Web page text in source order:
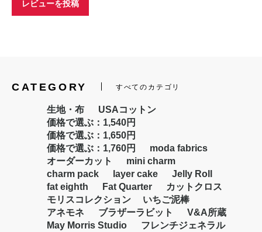
お買い物を続ける カートへ進む
レビューを投稿
CATEGORY すべてのカテゴリ
生地・布
USAコットン
価格で選ぶ：1,540円
価格で選ぶ：1,650円
価格で選ぶ：1,760円
moda fabrics
オーダーカット
mini charm
charm pack
layer cake
Jelly Roll
fat eighth
Fat Quarter
カットクロス
モリスコレクション
いちご泥棒
アネモネ
ブラザーラビット
V&A所蔵
May Morris Studio
フレンチジェネラル